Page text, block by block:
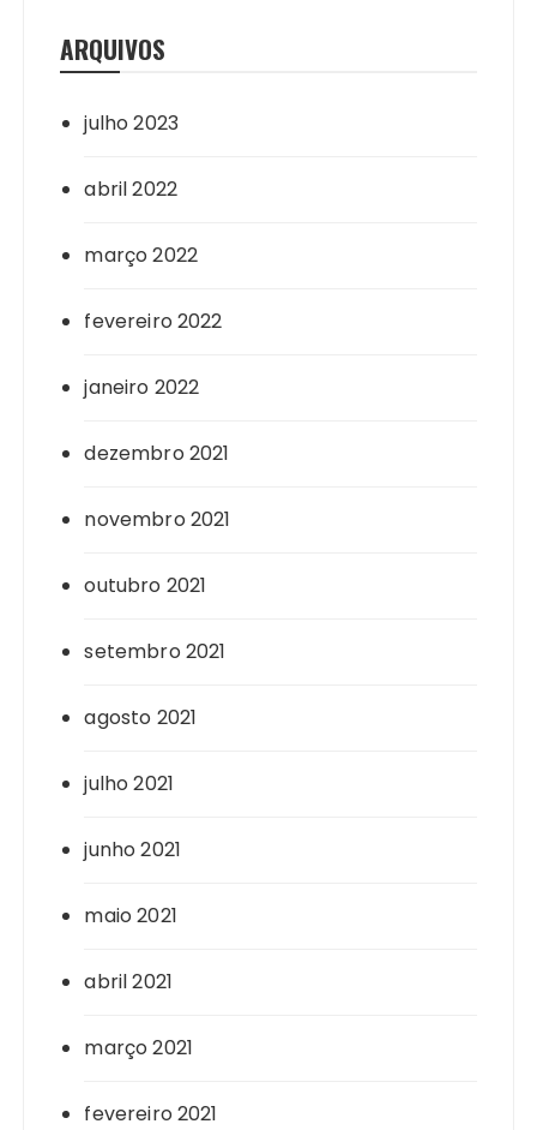
ARQUIVOS
julho 2023
abril 2022
março 2022
fevereiro 2022
janeiro 2022
dezembro 2021
novembro 2021
outubro 2021
setembro 2021
agosto 2021
julho 2021
junho 2021
maio 2021
abril 2021
março 2021
fevereiro 2021